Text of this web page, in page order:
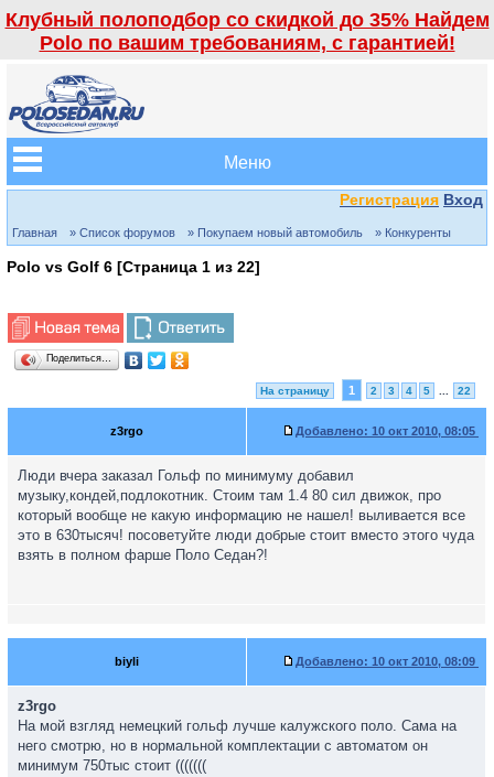
Клубный полоподбор со скидкой до 35% Найдем
Polo по вашим требованиям, с гарантией!
Меню
Регистрация Вход
Главная » Список форумов » Покупаем новый автомобиль » Конкуренты
Polo vs Golf 6 [Страница 1 из 22]
Поделиться…
На страницу 1 2 3 4 5 22
z3rgo Добавлено: 10 окт 2010, 08:05
Люди вчера заказал Гольф по минимуму добавил
музыку,кондей,подлокотник. Стоим там 1.4 80 сил движок, про
который вообще не какую информацию не нашел! выливается все
это в 630тысяч! посоветуйте люди добрые стоит вместо этого чуда
взять в полном фарше Поло Седан?!
biyli Добавлено: 10 окт 2010, 08:09
z3rgo
На мой взгляд немецкий гольф лучше калужского поло. Сама на
него смотрю, но в нормальной комплектации с автоматом он
минимум 750тыс стоит (((((((